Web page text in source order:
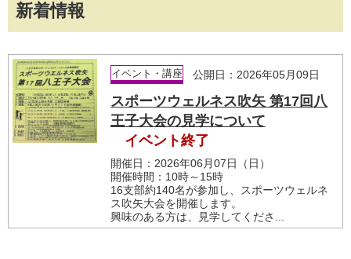
新着情報
イベント・講座 公開日：2026年05月09日
スポーツウェルネス吹矢 第17回八
王子大会の見学について
イベント終了
開催日：2026年06月07日（日）
開催時間：10時～15時
16支部約140名が参加し、スポーツウェルネ
ス吹矢大会を開催します。
興味のある方は、見学してくださ...